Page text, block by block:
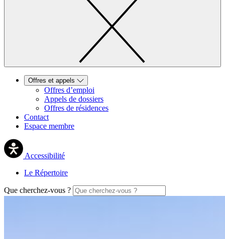
Offres et appels
Offres d’emploi
Appels de dossiers
Offres de résidences
Contact
Espace membre
Accessibilité
Le Répertoire
Que cherchez-vous ?